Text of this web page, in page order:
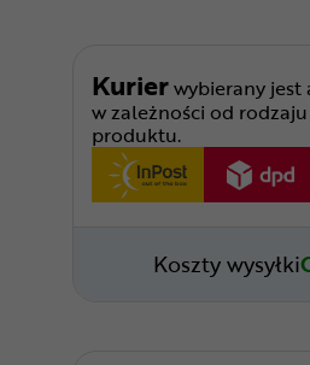
Kurierwybierany
w zależności od
produktu.
Koszty wysyłki